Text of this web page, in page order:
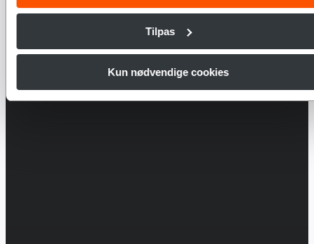
Tilpas
Kun nødvendige cookies